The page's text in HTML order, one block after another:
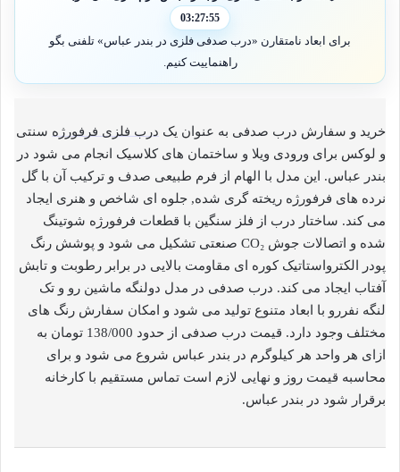
03:27:53
برای ابعاد نامتقارن «درب صدفی فلزی در بندر عباس» تلفنی بگو
راهنماییت کنیم.
خرید و سفارش درب صدفی به عنوان یک درب فلزی فرفورژه سنتی
و لوکس برای ورودی ویلا و ساختمان های کلاسیک انجام می شود در
بندر عباس. این مدل با الهام از فرم طبیعی صدف و ترکیب آن با گل
نرده های فرفورژه ریخته گری شده, جلوه ای شاخص و هنری ایجاد
می کند. ساختار درب از فلز سنگین با قطعات فرفورژه شوتینگ
شده و اتصالات جوش CO₂ صنعتی تشکیل می شود و پوشش رنگ
پودر الکترواستاتیک کوره ای مقاومت بالایی در برابر رطوبت و تابش
آفتاب ایجاد می کند. درب صدفی در مدل دولنگه ماشین رو و تک
لنگه نفررو با ابعاد متنوع تولید می شود و امکان سفارش رنگ های
مختلف وجود دارد. قیمت درب صدفی از حدود 138/000 تومان به
ازای هر واحد هر کیلوگرم در بندر عباس شروع می شود و برای
محاسبه قیمت روز و نهایی لازم است تماس مستقیم با کارخانه
برقرار شود در بندر عباس.